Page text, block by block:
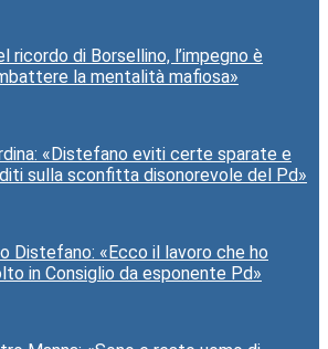
ricordo di Borsellino, l’impegno è
la mentalità mafiosa»
«Distefano eviti certe sparate e
sulla sconfitta disonorevole del Pd»
Distefano: «Ecco il lavoro che ho
in Consiglio da esponente Pd»